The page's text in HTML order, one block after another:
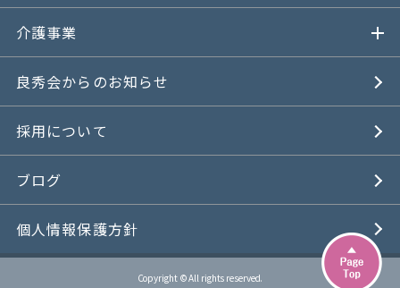
介護事業
良秀会からのお知らせ
採用について
ブログ
個人情報保護方針
Copyright © All rights reserved.